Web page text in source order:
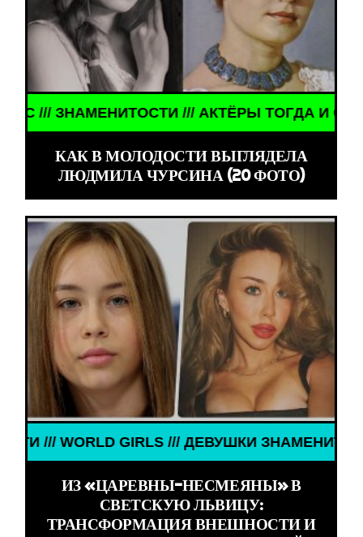
И СЕЙЧАС /// ЗНАМЕНИТОСТИ /// АКТЁРЫ
КАК В МОЛОДОСТИ ВЫГЛЯДЕЛА
ЛЮДМИЛА ЧУРСИНА (20 ФОТО)
/// WORLD GIRLS /// ДЕВУШКИ
ИЗ «ЦАРЕВНЫ-НЕСМЕЯНЫ» В
СВЕТСКУЮ ЛЬВИЦУ:
ТРАНСФОРМАЦИЯ ВНЕШНОСТИ И